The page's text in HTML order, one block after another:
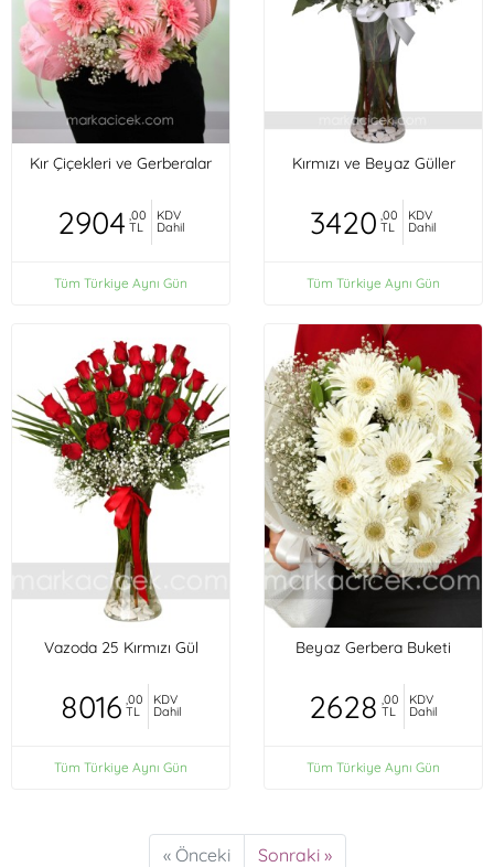
Kır Çiçekleri ve Gerberalar
2904 ,00
TL
KDV
Dahil
Tüm Türkiye Aynı Gün
Kırmızı ve Beyaz Güller
3420 ,00
TL
KDV
Dahil
Tüm Türkiye Aynı Gün
Vazoda 25 Kırmızı Gül
8016 ,00
TL
KDV
Dahil
Tüm Türkiye Aynı Gün
Beyaz Gerbera Buketi
2628 ,00
TL
KDV
Dahil
Tüm Türkiye Aynı Gün
« Önceki Sonraki »